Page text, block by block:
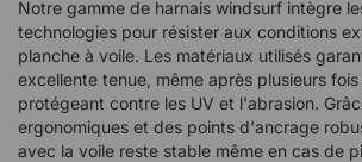
Notre gamme de harnais windsurf intègre
technologies pour résister aux conditions
planche à voile. Les matériaux utilisés
excellente tenue, même après plusieurs
protégeant contre les UV et l'abrasion.
ergonomiques et des points d'ancrage
avec la voile reste stable même en cas de